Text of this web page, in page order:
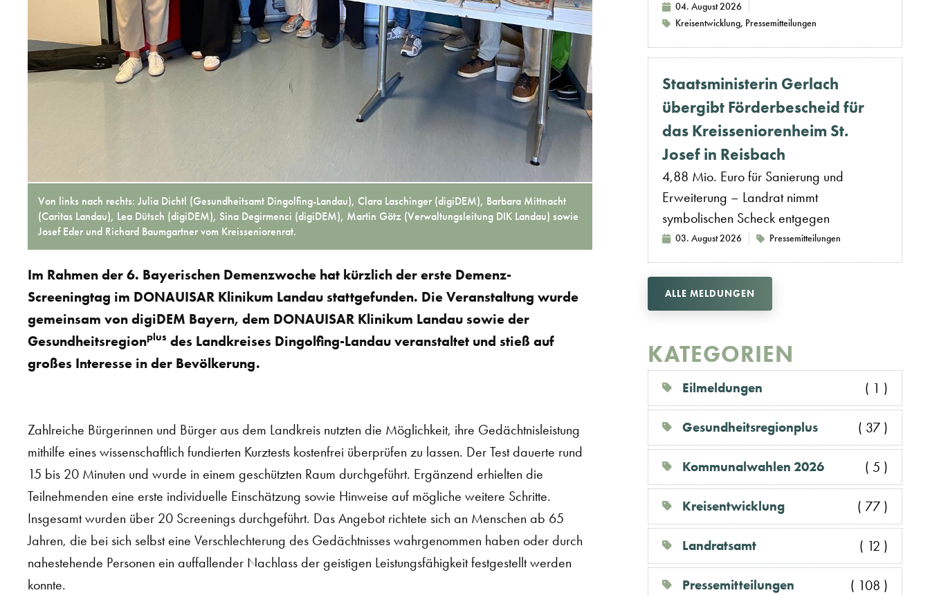
Von links nach rechts: Julia Dichtl (Gesundheitsamt Dingolfing-Landau), Clara Laschinger (digiDEM), Barbara Mittnacht
(Caritas Landau), Lea Dütsch (digiDEM), Sina Degirmenci (digiDEM), Martin Götz (Verwaltungsleitung DIK Landau) sowie
Josef Eder und Richard Baumgartner vom Kreisseniorenrat.
Im Rahmen der 6. Bayerischen Demenzwoche hat kürzlich der erste Demenz-
Screeningtag im DONAUISAR Klinikum Landau stattgefunden. Die Veranstaltung wurde
gemeinsam von digiDEM Bayern, dem DONAUISAR Klinikum Landau sowie der
Gesundheitsregionplus des Landkreises Dingolfing-Landau veranstaltet und stieß auf
großes Interesse in der Bevölkerung.
Zahlreiche Bürgerinnen und Bürger aus dem Landkreis nutzten die Möglichkeit, ihre Gedächtnisleistung
mithilfe eines wissenschaftlich fundierten Kurztests kostenfrei überprüfen zu lassen. Der Test dauerte rund
15 bis 20 Minuten und wurde in einem geschützten Raum durchgeführt. Ergänzend erhielten die
Teilnehmenden eine erste individuelle Einschätzung sowie Hinweise auf mögliche weitere Schritte.
Insgesamt wurden über 20 Screenings durchgeführt. Das Angebot richtete sich an Menschen ab 65
Jahren, die bei sich selbst eine Verschlechterung des Gedächtnisses wahrgenommen haben oder durch
nahestehende Personen ein auffallender Nachlass der geistigen Leistungsfähigkeit festgestellt werden
konnte.
04. August 2026
Kreisentwicklung, Pressemitteilungen
Staatsministerin Gerlach
übergibt Förderbescheid für
das Kreisseniorenheim St.
Josef in Reisbach
4,88 Mio. Euro für Sanierung und
Erweiterung – Landrat nimmt
symbolischen Scheck entgegen
03. August 2026 Pressemitteilungen
ALLE MELDUNGEN
KATEGORIEN
Eilmeldungen ( 1 )
Gesundheitsregionplus ( 37 )
Kommunalwahlen 2026 ( 5 )
Kreisentwicklung ( 77 )
Landratsamt ( 12 )
Pressemitteilungen ( 108 )